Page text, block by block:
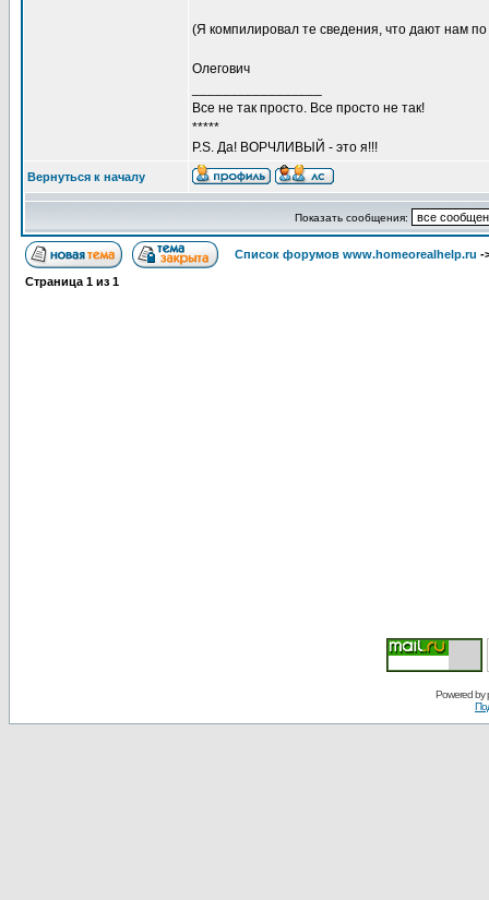
(Я компилировал те сведения, что дают нам
Олегович
Все не так просто. Все просто не так!
*****
P.S. Да! ВОРЧЛИВЫЙ - это я!!!
Вернуться к началу
Показать сообщения:
Список форумов www.homeorealhelp.ru -
Страница 1 из 1
Powered by